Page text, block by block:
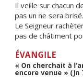
Il veille sur chacun
pas un ne sera brisé.
Le Seigneur
pas de châtiment
ÉVANGILE
« On cherchait à
encore venue » (Jn